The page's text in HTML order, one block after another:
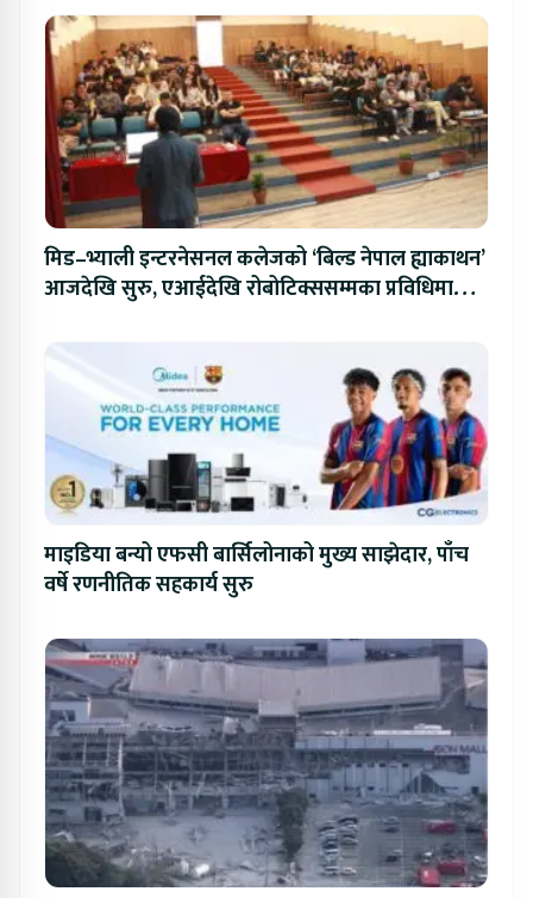
मिड–भ्याली इन्टरनेसनल कलेजको ‘बिल्ड नेपाल ह्याकाथन’
आजदेखि सुरु, एआईदेखि रोबोटिक्ससम्मका प्रविधिमा
माइडिया बन्यो एफसी बार्सिलोनाको मुख्य साझेदार, पाँच
वर्षे रणनीतिक सहकार्य सुरु